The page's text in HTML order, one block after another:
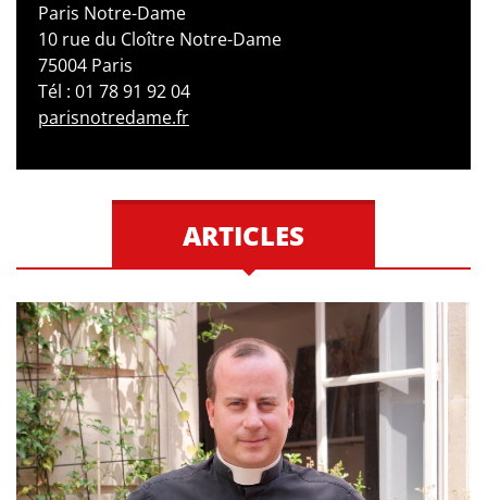
Paris Notre-Dame
10 rue du Cloître Notre-Dame
75004 Paris
Tél : 01 78 91 92 04
parisnotredame.fr
ARTICLES